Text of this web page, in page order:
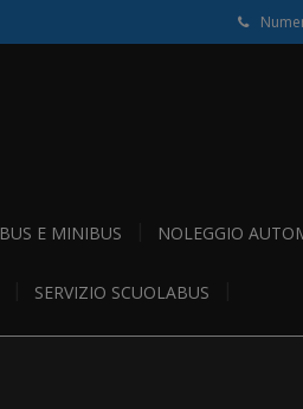
BUS E MINIBUS NOLEGGIO
SERVIZIO SCUOLABUS